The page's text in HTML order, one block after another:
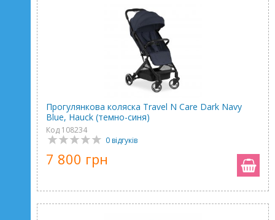
Прогулянкова коляска Travel N Care Dark Navy
Blue, Hauck (темно-синя)
Код 108234
0 відгуків
7 800 грн